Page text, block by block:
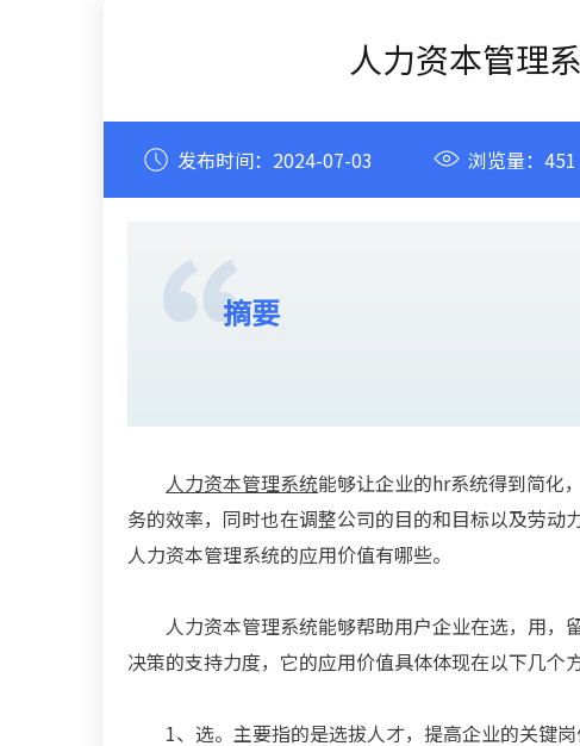
人力资本管理
发布时间： 2024-07-03 浏览量：451
摘要
人力资本管理系统能够让企业的hr系统得到简化
务的效率，同时也在调整公司的目的和目标以及劳
人力资本管理系统的应用价值有哪些。
人力资本管理系统能够帮助用户企业在选，用
决策的支持力度，它的应用价值具体体现在以下几个
1、选。主要指的是选拔人才，提高企业的关键